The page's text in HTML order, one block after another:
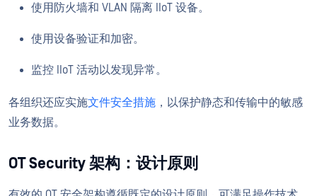
使用防火墙和 VLAN 隔离 IIoT 设备。
使用设备验证和加密。
监控 IIoT 活动以发现异常。
各组织还应实施文件安全措施 ，以保护静态和传输中的敏感
业务数据。
OT Security 架构：设计原则